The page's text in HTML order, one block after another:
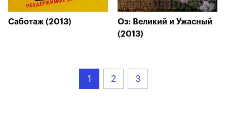
Саботаж (2013)
Оз: Великий и Ужасный
(2013)
1 2 3